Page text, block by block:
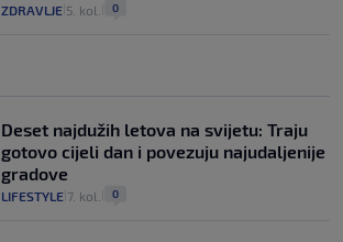
ZDRAVLJE 5. kol. 0
Deset najdužih letova na svijetu: Traju
gotovo cijeli dan i povezuju najudaljenije
gradove
LIFESTYLE 7. kol. 0